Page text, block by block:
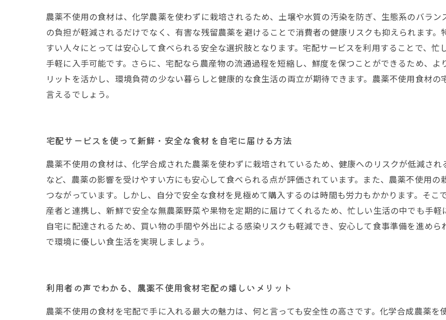
農薬不使用の食材は、化学農薬を使わずに栽培されるため、土壌や水質の汚染を防ぎ、生態系のバラ
の負担が軽減されるだけでなく、有害な残留農薬を避けることで消費者の健康リスクも抑えられます
すい人々にとっては安心して食べられる安全な選択肢となります。宅配サービスを利用することで、
手軽に入手可能です。さらに、宅配なら農産物の流通過程を短縮し、鮮度を保つことができるため、
リットを活かし、環境負荷の少ない暮らしと健康的な食生活の両立が期待できます。農薬不使用食材
言えるでしょう。
宅配サービスを使って新鮮・安全な食材を自宅に届ける方法
農薬不使用の食材は、化学合成された農薬を使わずに栽培されているため、健康へのリスクが低減さ
など、農薬の影響を受けやすい方にも安心して食べられる点が評価されています。また、農薬不使用
つながっています。しかし、自分で安全な食材を見極めて購入するのは時間も労力もかかります。そこ
産者と連携し、新鮮で安全な無農薬野菜や果物を定期的に届けてくれるため、忙しい生活の中でも手軽
自宅に配達されるため、買い物の手間や外出による感染リスクも軽減でき、安心して食事準備を進め
で環境に優しい食生活を実現しましょう。
利用者の声でわかる、農薬不使用食材宅配の嬉しいメリット
農薬不使用の食材を宅配で手に入れる最大の魅力は、何と言っても安全性の高さです。化学合成農薬